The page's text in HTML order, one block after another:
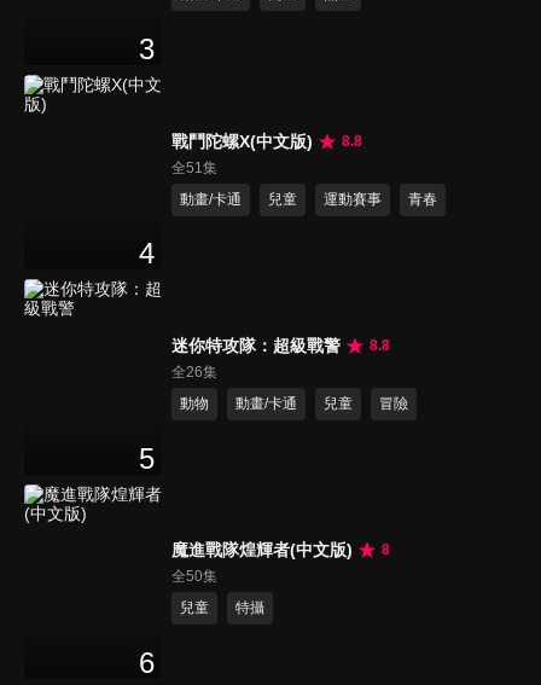
3
4
戰鬥陀螺X(中文版)
8.8
全51集
動畫/卡通
兒童 運動賽事 青春
5
迷你特攻隊：超級戰警
8.8
全26集
動物
動畫/卡通 兒童 冒險
6
魔進戰隊煌輝者(中文版)
8
全50集
兒童
特攝